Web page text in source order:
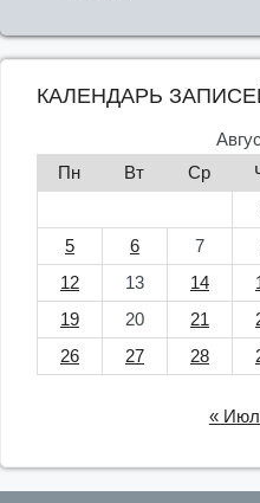
КАЛЕНДАРЬ
Пн
Вт Ср
5
6 7
12
13 14
19
20 21
26
27 28
« Июл